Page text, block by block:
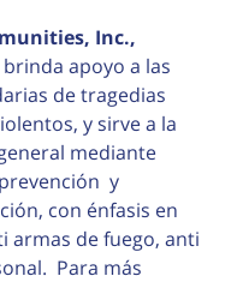
Inc.,
apoyo a las
de tragedias
y sirve a la
mediante
y
con énfasis en
armas de fuego, anti
Para más